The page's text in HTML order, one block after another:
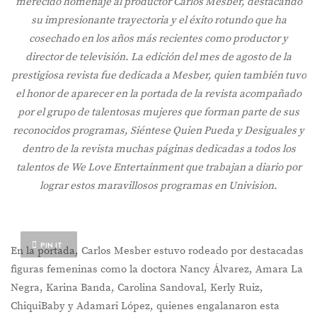
su impresionante trayectoria y el éxito rotundo que ha
cosechado en los años más recientes como productor y
director de televisión. La edición del mes de agosto de la
prestigiosa revista fue dedicada a Mesber, quien también tuvo
el honor de aparecer en la portada de la revista acompañado
por el grupo de talentosas mujeres que forman parte de sus
reconocidos programas, Siéntese Quien Pueda y Desiguales y
dentro de la revista muchas páginas dedicadas a todos los
talentos de We Love Entertainment que trabajan a diario por
lograr estos maravillosos programas en Univision.
PIN IT
En la portada, Carlos Mesber estuvo rodeado por destacadas
figuras femeninas como la doctora Nancy Álvarez, Amara La
Negra, Karina Banda, Carolina Sandoval, Kerly Ruiz,
ChiquiBaby y Adamari López, quienes engalanaron esta